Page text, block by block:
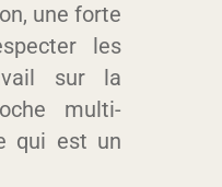
une forte
les
sur la
multi-
qui est un